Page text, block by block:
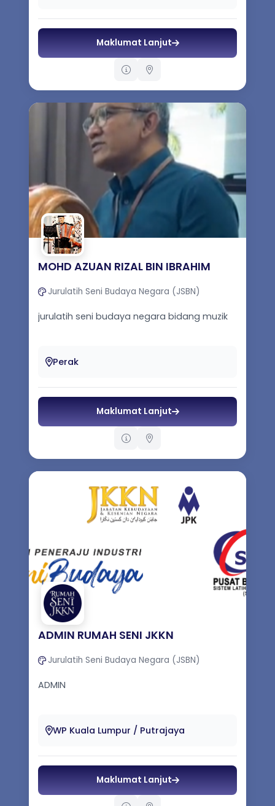
Maklumat Lanjut
MOHD AZUAN RIZAL BIN IBRAHIM
Jurulatih Seni Budaya Negara (JSBN)
jurulatih seni budaya negara bidang muzik
Perak
Maklumat Lanjut
ADMIN RUMAH SENI JKKN
Jurulatih Seni Budaya Negara (JSBN)
ADMIN
WP Kuala Lumpur / Putrajaya
Maklumat Lanjut